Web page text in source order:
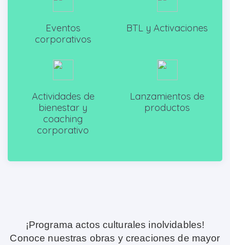
Eventos
corporativos
BTL y Activaciones
Actividades de
bienestar y
coaching
corporativo
Lanzamientos de
productos
¡Programa actos culturales inolvidables!
Conoce nuestras obras y creaciones de mayor